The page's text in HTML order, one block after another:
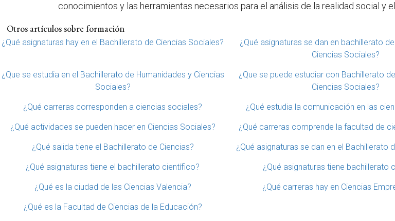
conocimientos y las herramientas necesarios para el análisis de la realidad social y
Otros artículos sobre formación
¿Qué asignaturas hay en el Bachillerato de Ciencias Sociales?
¿Qué asignaturas se dan en bachillerato
Ciencias Sociales?
¿Que se estudia en el Bachillerato de Humanidades y Ciencias
Sociales?
¿Que se puede estudiar con Bachillerato
Ciencias Sociales?
¿Qué carreras corresponden a ciencias sociales? ¿Qué estudia la comunicación en las
¿Qué actividades se pueden hacer en Ciencias Sociales? ¿Qué carreras comprende la facultad de
¿Qué salida tiene el Bachillerato de Ciencias? ¿Qué asignaturas se dan en el Bachillerato
¿Qué asignaturas tiene el bachillerato científico? ¿Qué asignaturas tiene bachillerato
¿Qué es la ciudad de las Ciencias Valencia? ¿Qué carreras hay en Ciencias
¿Qué es la Facultad de Ciencias de la Educación?